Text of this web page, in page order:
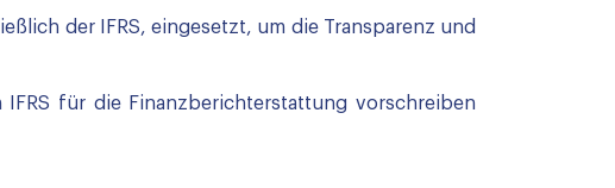
der IFRS, eingesetzt, um die Transparenz und
für die Finanzberichterstattung vorschreiben